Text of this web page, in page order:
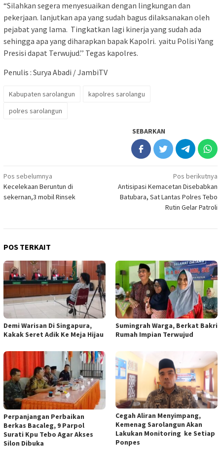
“Silahkan segera menyesuaikan dengan lingkungan dan
pekerjaan. lanjutkan apa yang sudah bagus dilaksanakan oleh
pejabat yang lama. Tingkatkan lagi kinerja yang sudah ada
sehingga apa yang diharapkan bapak Kapolri. yaitu Polisi Yang
Presisi dapat Terwujud.’’ Tegas kapolres.
Penulis : Surya Abadi / JambiTV
Kabupaten sarolangun
kapolres sarolangu
polres sarolangun
SEBARKAN
Navigasi
pos
Pos sebelumnya
Kecelekaan Beruntun di
sekernan,3 mobil Rinsek
Pos berikutnya
Antisipasi Kemacetan Disebabkan
Batubara, Sat Lantas Polres Tebo
Rutin Gelar Patroli
POS TERKAIT
Demi Warisan Di Singapura,
Kakak Seret Adik Ke Meja Hijau
Sumingrah Warga, Berkat Bakri
Rumah Impian Terwujud
Perpanjangan Perbaikan
Berkas Bacaleg, 9 Parpol
Surati Kpu Tebo Agar Akses
Silon Dibuka
Cegah Aliran Menyimpang,
Kemenag Sarolangun Akan
Lakukan Monitoring ke Setiap
Ponpes